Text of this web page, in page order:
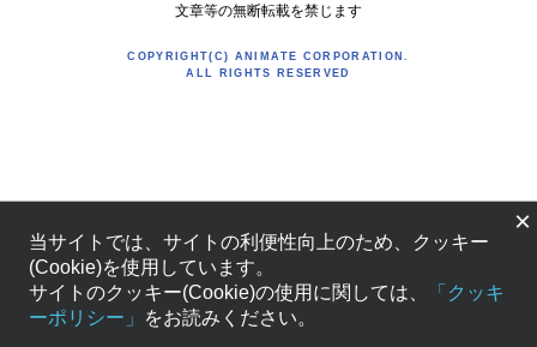
文章等の無断転載を禁じます
COPYRIGHT(C) ANIMATE CORPORATION.
ALL RIGHTS RESERVED
×
当サイトでは、サイトの利便性向上のため、クッキー
(Cookie)を使用しています。
サイトのクッキー(Cookie)の使用に関しては、
「クッキ
ーポリシー」
をお読みください。